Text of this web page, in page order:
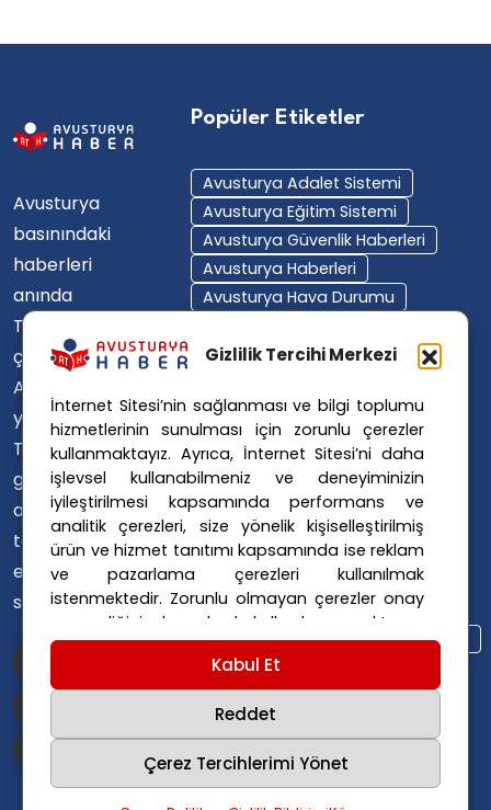
Gizlilik Tercihi Merkezi
İnternet Sitesi’nin sağlanması ve bilgi toplumu
hizmetlerinin sunulması için zorunlu çerezler
kullanmaktayız. Ayrıca, İnternet Sitesi’ni daha
işlevsel kullanabilmeniz ve deneyiminizin
iyileştirilmesi kapsamında performans ve
analitik çerezleri, size yönelik kişiselleştirilmiş
ürün ve hizmet tanıtımı kapsamında ise reklam
ve pazarlama çerezleri kullanılmak
istenmektedir. Zorunlu olmayan çerezler onay
vermediğiniz durumlarda kullanılmayacaktır.
Ayarlarınız 365 gün saklanır.
veGizlilik Politikasıiçin linklere tıklayınız.
Kabul Et
Reddet
Çerez Tercihlerimi Yönet
Avusturya
basınındaki
haberleri
anında
Türkçe'ye
çevirerek,
Avusturya'da
yaşayan
Türklerin ülke
gündemini
ana dillerinde
takip
etmelerini
sağlıyoruz.
Popüler Etiketler
Avusturya Adalet Sistemi
Avusturya Eğitim Sistemi
Avusturya Güvenlik Haberleri
Avusturya Haberleri
Avusturya Hava Durumu
Avusturya Polisi
Avusturya Polis Soruşturması
Avusturya Sağlık Sistemi
Avusturya Siyaseti
Avusturya Suç Haberleri
Avusturya Trafik Haberleri
Donald Trump
FPÖ
Graz Okul Saldırısı
Internet Dolandırıcılığı
Itfaiye Müdahalesi
Viyana Polisi
Viyana Suç Haberleri